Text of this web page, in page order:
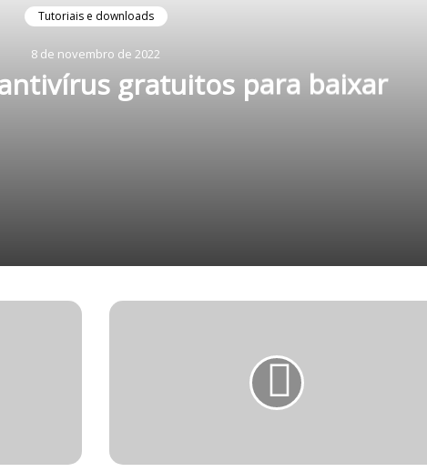
Tutoriais e downloads
8 de novembro de 2022
gratuitos para baixar